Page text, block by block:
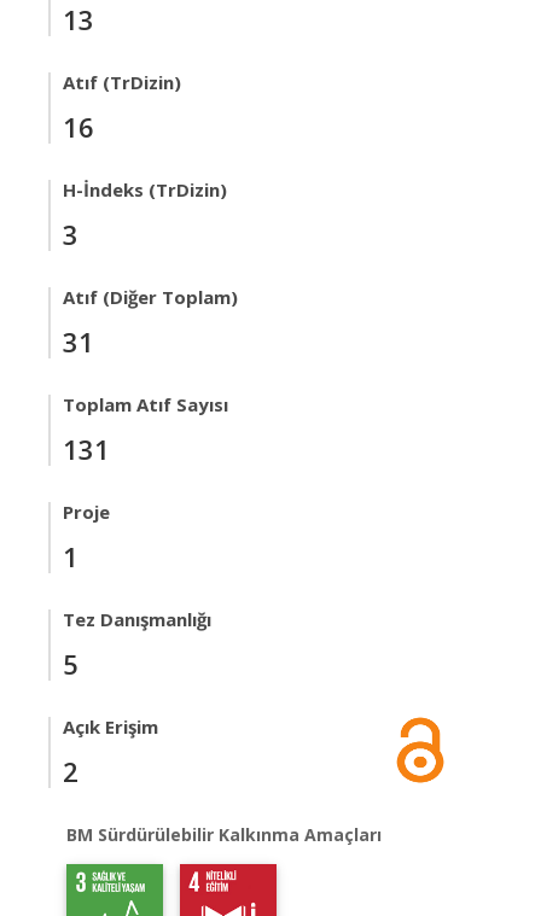
13
Atıf (TrDizin)
16
H-İndeks (TrDizin)
3
Atıf (Diğer Toplam)
31
Toplam Atıf Sayısı
131
Proje
1
Tez Danışmanlığı
5
Açık Erişim
2
BM Sürdürülebilir Kalkınma Amaçları